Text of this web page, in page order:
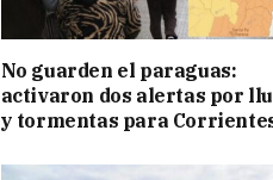
No guarden el paraguas:
activaron dos alertas por
y tormentas para